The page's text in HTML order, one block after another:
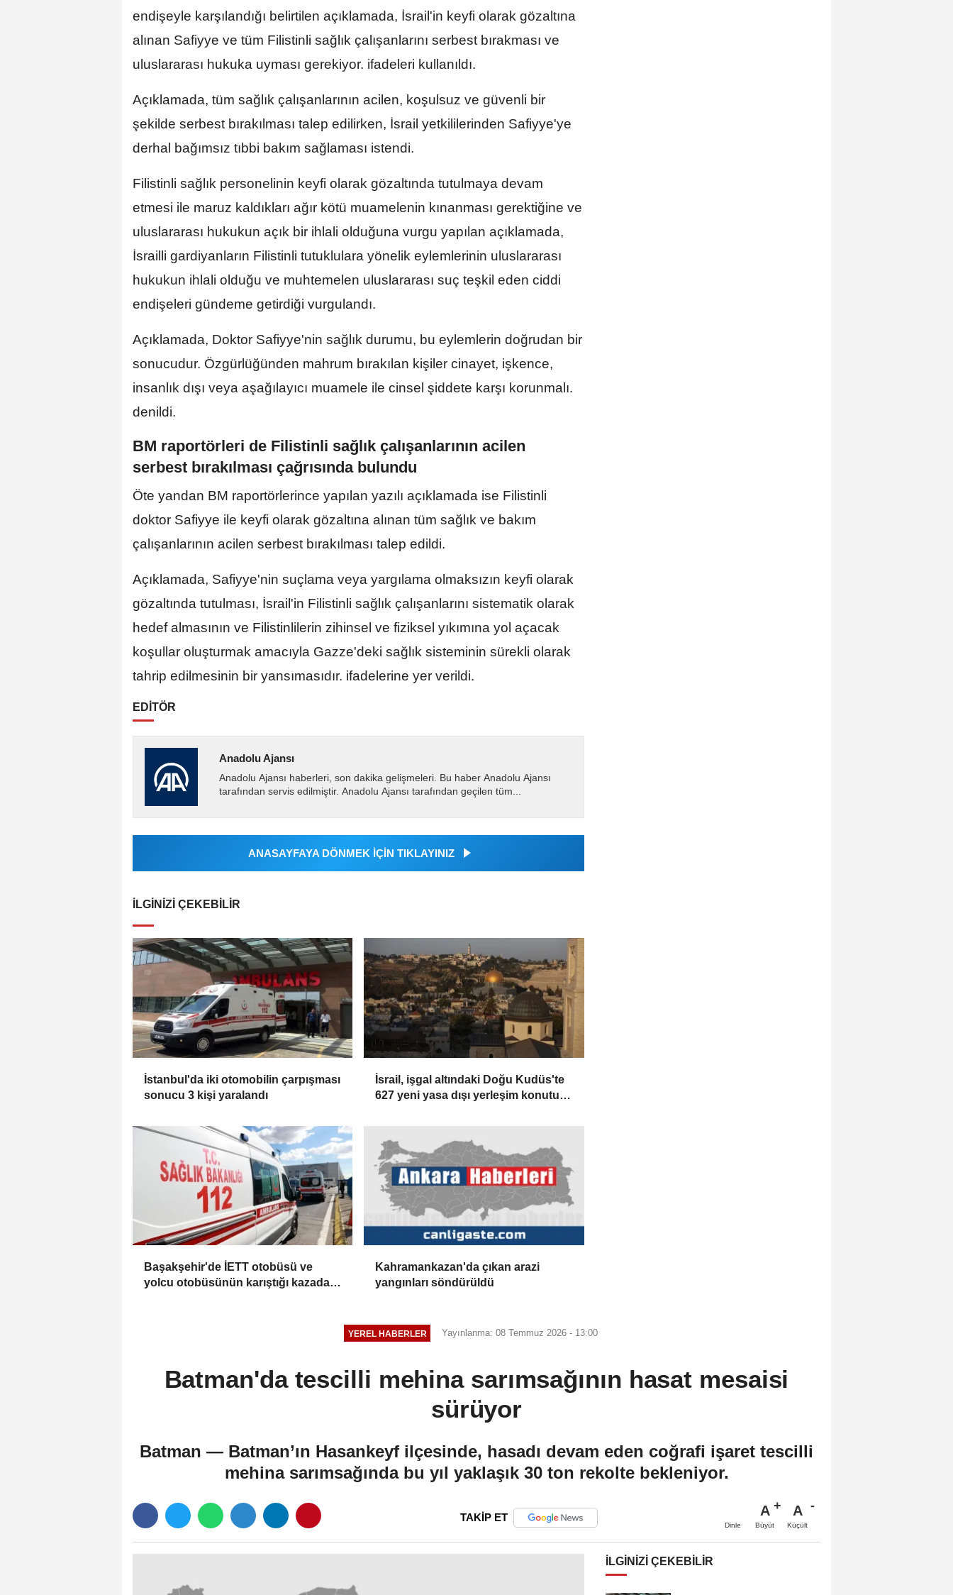
endişeyle karşılandığı belirtilen açıklamada, İsrail'in keyfi olarak gözaltına
alınan Safiyye ve tüm Filistinli sağlık çalışanlarını serbest bırakması ve
uluslararası hukuka uyması gerekiyor. ifadeleri kullanıldı.
Açıklamada, tüm sağlık çalışanlarının acilen, koşulsuz ve güvenli bir
şekilde serbest bırakılması talep edilirken, İsrail yetkililerinden Safiyye'ye
derhal bağımsız tıbbi bakım sağlaması istendi.
Filistinli sağlık personelinin keyfi olarak gözaltında tutulmaya devam
etmesi ile maruz kaldıkları ağır kötü muamelenin kınanması gerektiğine ve
uluslararası hukukun açık bir ihlali olduğuna vurgu yapılan açıklamada,
İsrailli gardiyanların Filistinli tutuklulara yönelik eylemlerinin uluslararası
hukukun ihlali olduğu ve muhtemelen uluslararası suç teşkil eden ciddi
endişeleri gündeme getirdiği vurgulandı.
Açıklamada, Doktor Safiyye'nin sağlık durumu, bu eylemlerin doğrudan bir
sonucudur. Özgürlüğünden mahrum bırakılan kişiler cinayet, işkence,
insanlık dışı veya aşağılayıcı muamele ile cinsel şiddete karşı korunmalı.
denildi.
BM raportörleri de Filistinli sağlık çalışanlarının acilen
serbest bırakılması çağrısında bulundu
Öte yandan BM raportörlerince yapılan yazılı açıklamada ise Filistinli
doktor Safiyye ile keyfi olarak gözaltına alınan tüm sağlık ve bakım
çalışanlarının acilen serbest bırakılması talep edildi.
Açıklamada, Safiyye'nin suçlama veya yargılama olmaksızın keyfi olarak
gözaltında tutulması, İsrail'in Filistinli sağlık çalışanlarını sistematik olarak
hedef almasının ve Filistinlilerin zihinsel ve fiziksel yıkımına yol açacak
koşullar oluşturmak amacıyla Gazze'deki sağlık sisteminin sürekli olarak
tahrip edilmesinin bir yansımasıdır. ifadelerine yer verildi.
EDİTÖR
Anadolu Ajansı
Anadolu Ajansı haberleri, son dakika gelişmeleri. Bu haber Anadolu Ajansı
tarafından servis edilmiştir. Anadolu Ajansı tarafından geçilen tüm...
ANASAYFAYA DÖNMEK İÇİN TIKLAYINIZ
İLGINIZI ÇEKEBILIR
İstanbul'da iki otomobilin çarpışması
sonucu 3 kişi yaralandı
İsrail, işgal altındaki Doğu Kudüs'te
627 yeni yasa dışı yerleşim konutu
Başakşehir'de İETT otobüsü ve
yolcu otobüsünün karıştığı kazada 4
Kahramankazan'da çıkan arazi
yangınları söndürüldü
YEREL HABERLER Yayınlanma: 08 Temmuz 2026 - 13:00
Batman'da tescilli mehina sarımsağının hasat mesaisi
sürüyor
Batman — Batman’ın Hasankeyf ilçesinde, hasadı devam eden coğrafi işaret tescilli
mehina sarımsağında bu yıl yaklaşık 30 ton rekolte bekleniyor.
TAKİP ET
Dinle
A
Büyüt
A
Küçült
İLGINIZI ÇEKEBILIR